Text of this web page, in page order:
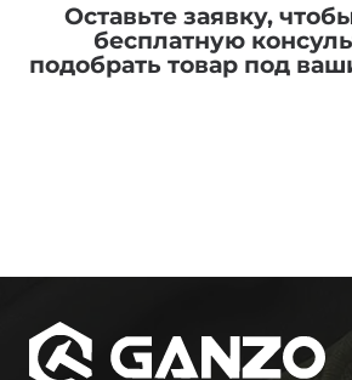
Оставьте заявку,
бесплатную
подобрать товар под